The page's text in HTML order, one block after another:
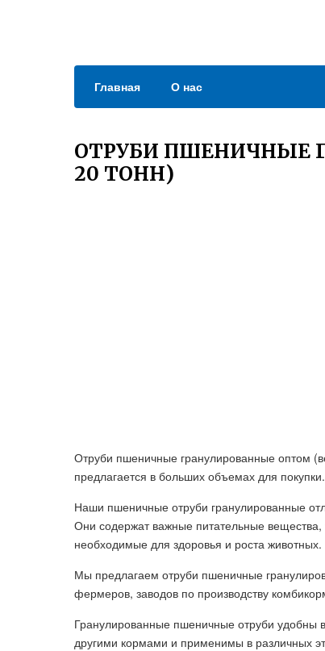
Главная О нас
ОТРУБИ ПШЕНИЧНЫЕ
20 ТОНН)
Отруби пшеничные гранулированные оптом
предлагается в больших объемах для покупки.
Наши пшеничные отруби гранулированные
Они содержат важные питательные
необходимые для здоровья и роста животных.
Мы предлагаем отруби пшеничные
фермеров, заводов по производству
Гранулированные пшеничные отруби удобны
другими кормами и применимы в различных